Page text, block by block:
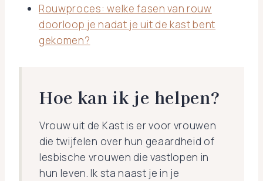
Rouwproces: welke fasen van rouw
doorloop je nadat je uit de kast bent
gekomen?
Hoe kan ik je helpen?
Vrouw uit de Kast is er voor vrouwen
die twijfelen over hun geaardheid of
lesbische vrouwen die vastlopen in
hun leven. Ik sta naast je in je